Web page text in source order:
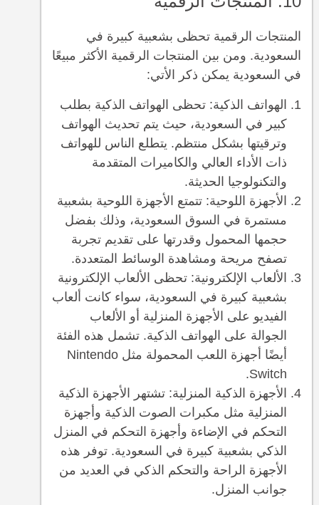
المنتجات الرقمية تحظى بشعبية كبيرة في
السعودية. ومن بين المنتجات الرقمية الأكثر مبيعًا
في السعودية يمكن ذكر الأتي:
الهواتف الذكية: تحظى الهواتف الذكية بطلب
كبير في السعودية، حيث يتم تحديث الهواتف
وترقيتها بشكل منتظم. يتطلع الناس للهواتف
ذات الأداء العالي والكاميرات المتقدمة
والتكنولوجيا الحديثة.
الأجهزة اللوحية: تتمتع الأجهزة اللوحية بشعبية
مستمرة في السوق السعودية، وذلك بفضل
حجمها المحمول وقدرتها على تقديم تجربة
تصفح مريحة ومشاهدة الوسائط المتعددة.
الألعاب الإلكترونية: تحظى الألعاب الإلكترونية
بشعبية كبيرة في السعودية، سواء كانت ألعاب
الفيديو على الأجهزة المنزلية أو الألعاب
الجوالة على الهواتف الذكية. تشمل هذه الفئة
أيضًا أجهزة اللعب المحمولة مثل Nintendo
Switch.
الأجهزة الذكية المنزلية: تشتهر الأجهزة الذكية
المنزلية مثل مكبرات الصوت الذكية وأجهزة
التحكم في الإضاءة وأجهزة التحكم في المنزل
الذكي بشعبية كبيرة في السعودية. توفر هذه
الأجهزة الراحة والتحكم الذكي في العديد من
جوانب المنزل.